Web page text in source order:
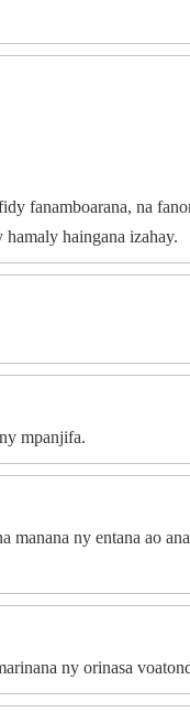
fanamboarana, na
haingana izahay.
mpanjifa.
manana ny entana ao
ny orinasa